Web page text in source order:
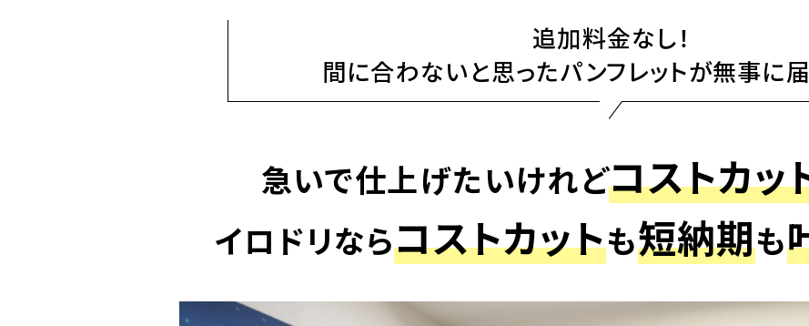
追加料金なし！
間に合わないと思ったパンフレットが無事に
急いで仕上げたいけれどコストカッ
イロドリならコストカットも短納期も